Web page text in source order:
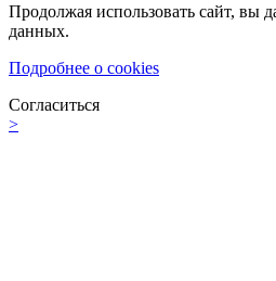
Продолжая использовать сайт, вы
данных.
Подробнее о cookies
Согласиться
>